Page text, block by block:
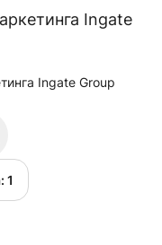
Ingate
Ingate Group
1